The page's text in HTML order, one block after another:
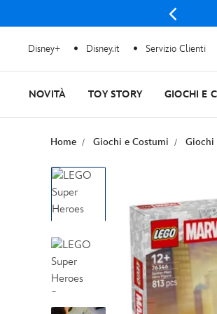
Disney+ Disney.it Servizio Clienti
NOVITÀ TOY STORY GIOCHI E
Home Giochi e Costumi Giochi